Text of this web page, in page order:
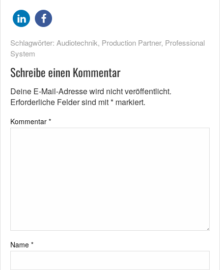
Schlagwörter: Audiotechnik, Production Partner, Professional
System
Schreibe einen Kommentar
Deine E-Mail-Adresse wird nicht veröffentlicht.
Erforderliche Felder sind mit* markiert.
Kommentar *
Name *